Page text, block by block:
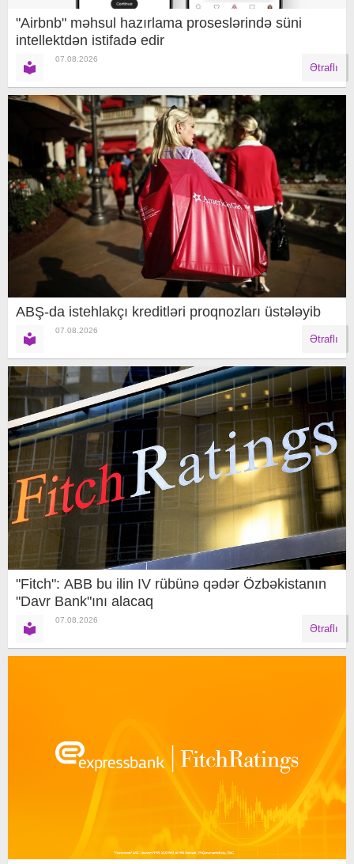
"Airbnb" məhsul hazırlama proseslərində süni
intellektdən istifadə edir
07.08.2026
Ətraflı
ABŞ-da istehlakçı kreditləri proqnozları üstələyib
07.08.2026
Ətraflı
"Fitch": ABB bu ilin IV rübünə qədər Özbəkistanın
"Davr Bank"ını alacaq
07.08.2026
Ətraflı